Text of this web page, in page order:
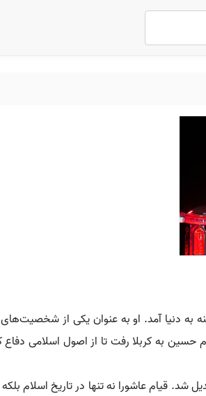
آمد. او به عنوان یکی از شخصیت‌های
خاطر قیامش علیه ظلم و فساد یزید، مشهور است. دوم محرم الحرام ۶۱ هجری، امام حسین به کربلا
شد. قیام عاشورا نه تنها در تاریخ اسلام